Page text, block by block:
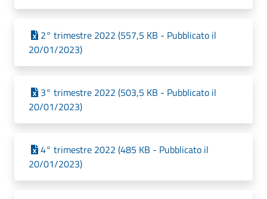
2° trimestre 2022 (557,5 KB - Pubblicato il
20/01/2023)
3° trimestre 2022 (503,5 KB - Pubblicato il
20/01/2023)
4° trimestre 2022 (485 KB - Pubblicato il
20/01/2023)